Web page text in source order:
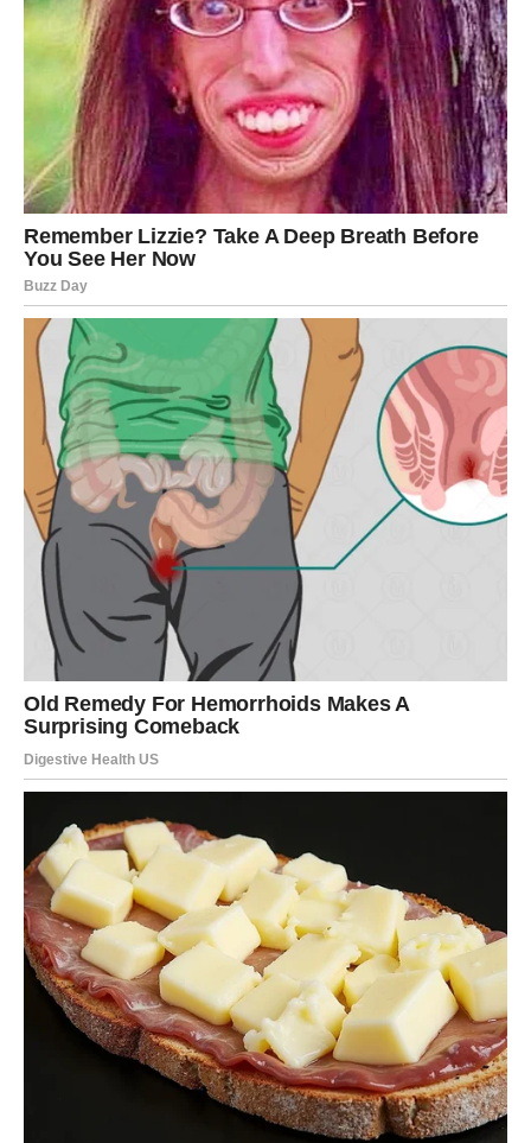
informacije koje menjaju način na koji gledaju na neku
situaciju. Možda ćete otkriti prave namere nekog
saradnika ili saznati nešto o planovima koji se prave iza
kulisa.
Vaga je znak koji ceni pravdu i ravnotežu, pa vam
posebno teško pada kada primetite neiskrenost ili
nepravdu. U narednim danima neke stvari mogu izaći na
videlo i omogućiti vam da jasnije vidite ko je iskren, a ko
ne.
Finansijski aspekt zahteva oprez. Nije vreme za brzoplete
odluke ili poverenje u obećanja koja nisu dovoljno jasna.
Ipak, informacije koje dolaze mogu vam pomoći da
donesete mudre odluke.
UNUTRAŠNJA ISTINA –
SPOZNAJA SOPSTVENE
VREDNOSTI
Jedna od najvažnijih lekcija za Vage u ovom periodu jeste
razumevanje sopstvene vrednosti. Mnogi pripadnici ovog
znaka često stavljaju potrebe drugih ispred svojih,
pokušavajući da održe mir i harmoniju.
Međutim, naredni dani mogu vam pokazati da je važno da
mislite i na sebe. Biti dobar i pravedan ne znači dozvoliti
drugima da prelaze vaše granice.
Vaša snaga je u vašoj sposobnosti da volite, razumete i
praštate, ali i u hrabrosti da se udaljite od onih koji ne
znaju da cene vašu dobrotu.